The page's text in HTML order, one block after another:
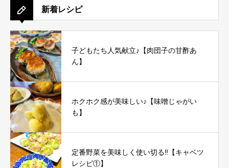
新着レシピ
子どもたち人気献立♪【肉団子の甘酢あ
ん】
ホクホク感が美味しい♪【味噌じゃがい
も】
定番野菜を美味しく使い切る‼︎【キャベツ
レシピ①】